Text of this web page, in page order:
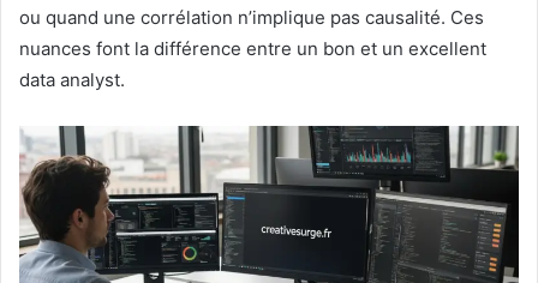
ou quand une corrélation n’implique pas causalité. Ces
nuances font la différence entre un bon et un excellent
data analyst.